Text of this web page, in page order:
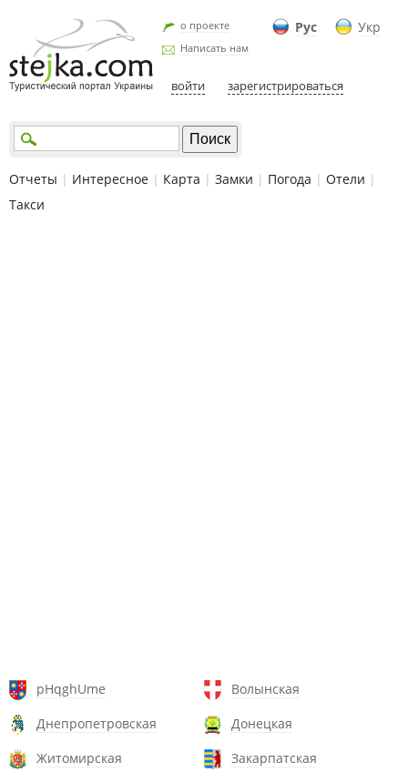
Рус Укр
о проекте
Написать нам
войти зарегистрироваться
Отчеты | Интересное | Карта | Замки | Погода | Отели |
Такси
pHqghUme
Волынская
Днепропетровская
Донецкая
Житомирская
Закарпатская